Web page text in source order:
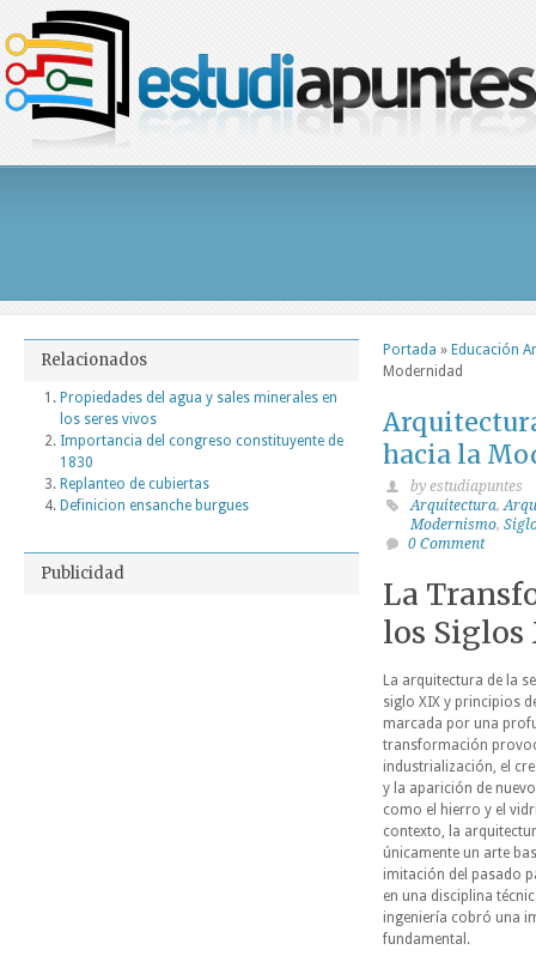
Portada » Educación
Modernidad
hacia la
by estudiapuntes
Arquitectura,
Modernismo,
0 Comment
La
los Siglos
La arquitectura de la
siglo XIX y principios
marcada por una
transformación
industrialización, el
y la aparición de
como el hierro y el
contexto, la
únicamente un arte
imitación del pasado
en una disciplina
ingeniería cobró una
fundamental.
Relacionados
Propiedades del agua y sales minerales en
los seres vivos
Importancia del congreso constituyente de
1830
Replanteo de cubiertas
Definicion ensanche burgues
Publicidad